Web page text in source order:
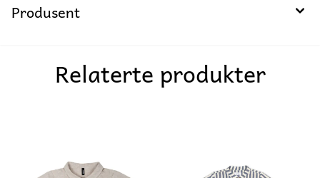
Produsent
Relaterte produkter